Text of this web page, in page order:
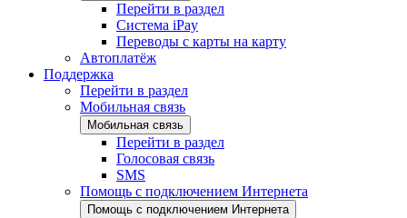
Перейти в раздел
Система iPay
Переводы с карты на карту
Автоплатёж
Поддержка
Перейти в раздел
Мобильная связь
Мобильная связь
Перейти в раздел
Голосовая связь
SMS
Помощь с подключением Интернета
Помощь с подключением Интернета